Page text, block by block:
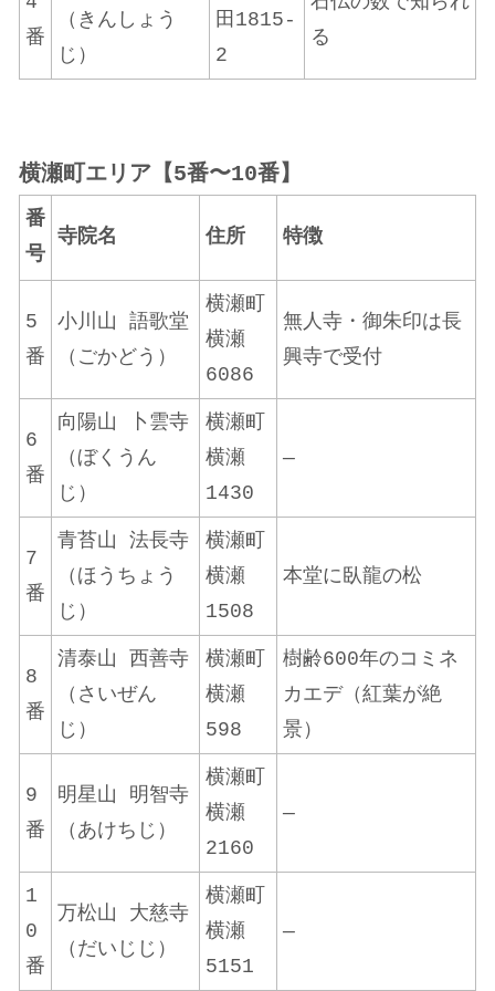
番
（きんしょう
じ）
田1815-
2
る
横瀬町エリア【5番〜10番】
番
号
寺院名 住所 特徴
5
番
小川山 語歌堂
（ごかどう）
横瀬町
横瀬
6086
無人寺・御朱印は長
興寺で受付
6
番
向陽山 卜雲寺
（ぼくうん
じ）
横瀬町
横瀬
1430
—
7
番
青苔山 法長寺
（ほうちょう
じ）
横瀬町
横瀬
1508
本堂に臥龍の松
8
番
清泰山 西善寺
（さいぜん
じ）
横瀬町
横瀬
598
樹齢600年のコミネ
カエデ（紅葉が絶
景）
9
番
明星山 明智寺
（あけちじ）
横瀬町
横瀬
2160
—
1
0
番
万松山 大慈寺
（だいじじ）
横瀬町
横瀬
5151
—